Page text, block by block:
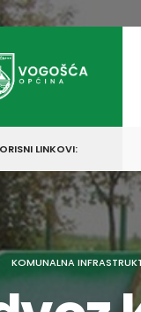
LINKOVI:
KOMUNALNA